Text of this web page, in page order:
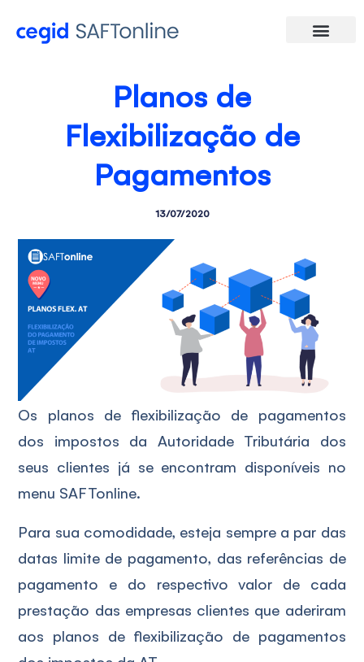
Planos de
Flexibilização de
Pagamentos
13/07/2020
Os planos de flexibilização de pagamentos
dos impostos da Autoridade Tributária dos
seus clientes já se encontram disponíveis no
menu SAFTonline.
Para sua comodidade, esteja sempre a par das
datas limite de pagamento, das referências de
pagamento e do respectivo valor de cada
prestação das empresas clientes que aderiram
aos planos de flexibilização de pagamentos